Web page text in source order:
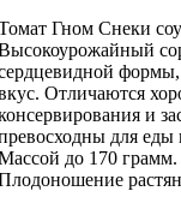
Гном Снеки
Отличаются
и
для
до 170 грамм.